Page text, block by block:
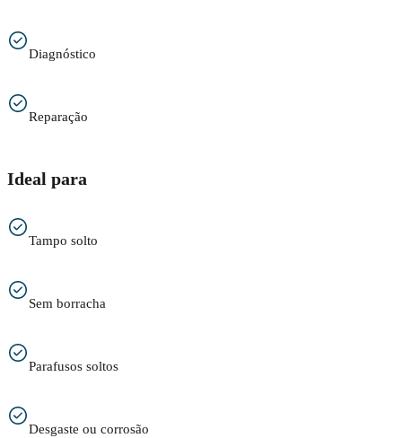
Diagnóstico
Reparação
Ideal para
Tampo solto
Sem borracha
Parafusos soltos
Desgaste ou corrosão